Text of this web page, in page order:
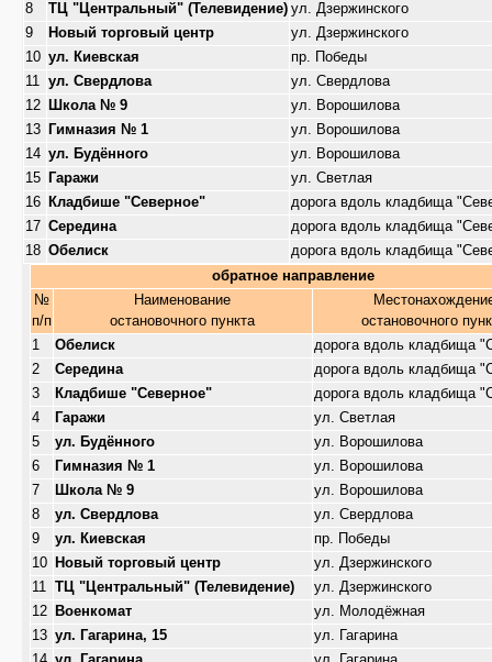
8
ТЦ "Центральный" (Телевидение) ул. Дзержинского
9
Новый торговый центр
ул. Дзержинского
10 ул. Киевская
пр. Победы
11 ул. Свердлова
ул. Свердлова
12
Школа № 9
ул. Ворошилова
13
Гимназия № 1
ул. Ворошилова
14 ул. Будённого
ул. Ворошилова
15
Гаражи
ул. Светлая
16
Кладбише "Северное"
дорога вдоль кладбища
17 Середина
дорога вдоль кладбища
18 Обелиск
дорога вдоль кладбища
обратное направление
№
п/п
Наименование
остановочного пункта
остановочного
1
Обелиск
дорога вдоль кладбища
2
Середина
дорога вдоль кладбища
3
Кладбише "Северное"
дорога вдоль кладбища
4
Гаражи
ул. Светлая
5
ул. Будённого
ул. Ворошилова
6
Гимназия № 1
ул. Ворошилова
7
Школа № 9
ул. Ворошилова
8
ул. Свердлова
ул. Свердлова
9
ул. Киевская
пр. Победы
10
Новый торговый центр
ул. Дзержинского
11 ТЦ "Центральный" (Телевидение)
ул. Дзержинского
12
Военкомат
ул. Молодёжная
13 ул. Гагарина, 15
ул. Гагарина